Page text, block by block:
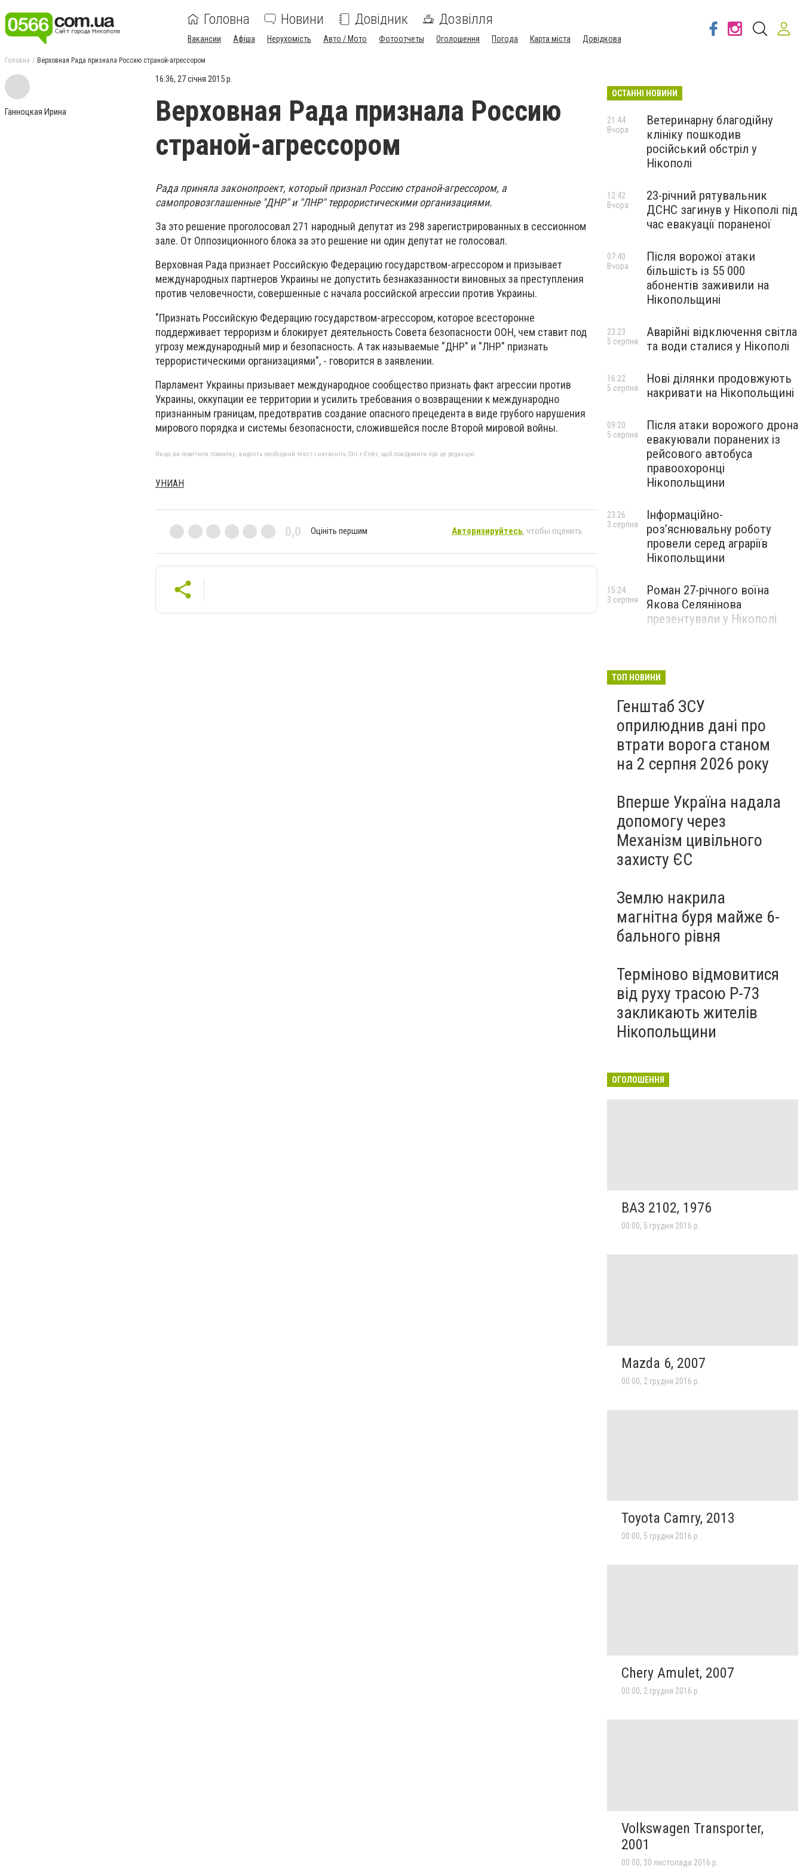
Головна Новини Довідник Дозвілля
Вакансии Афіша Нерухомість Авто / Мото Фотоотчеты Оголошення Погода Карта міста Довідкова
Головна Верховная Рада признала Россию страной-агрессором
Ганноцкая Ирина
16:36, 27 січня 2015 р.
Верховная Рада признала Россию
страной-агрессором
Рада приняла законопроект, который признал Россию страной-агрессором, а
самопровозглашенные "ДНР" и "ЛНР" террористическими организациями.
За это решение проголосовал 271 народный депутат из 298 зарегистрированных в сессионном
зале. От Оппозиционного блока за это решение ни один депутат не голосовал.
Верховная Рада признает Российскую Федерацию государством-агрессором и призывает
международных партнеров Украины не допустить безнаказанности виновных за преступления
против человечности, совершенные с начала российской агрессии против Украины.
"Признать Российскую Федерацию государством-агрессором, которое всесторонне
поддерживает терроризм и блокирует деятельность Совета безопасности ООН, чем ставит под
угрозу международный мир и безопасность. А так называемые "ДНР" и "ЛНР" признать
террористическими организациями", - говорится в заявлении.
Парламент Украины призывает международное сообщество признать факт агрессии против
Украины, оккупации ее территории и усилить требования о возвращении к международно
признанным границам, предотвратив создание опасного прецедента в виде грубого нарушения
мирового порядка и системы безопасности, сложившейся после Второй мировой войны.
Якщо ви помітили помилку, виділіть необхідний текст і натисніть Ctrl + Enter, щоб повідомити про це редакцію
УНИАН
0,0 Оцініть першим Авторизируйтесь, чтобы оценить
ОСТАННІ НОВИНИ
Ветеринарну благодійну
клініку пошкодив
російський обстріл у
Нікополі
21:44
Вчора
23-річний рятувальник
ДСНС загинув у Нікополі під
час евакуації пораненої
12:42
Вчора
Після ворожої атаки
більшість із 55 000
абонентів заживили на
Нікопольщині
07:40
Вчора
Аварійні відключення світла
та води сталися у Нікополі
23:23
5 серпня
Нові ділянки продовжують
накривати на Нікопольщині
16:22
5 серпня
Після атаки ворожого дрона
евакуювали поранених із
рейсового автобуса
правоохоронці
Нікопольщини
09:20
5 серпня
Інформаційно-
роз’яснювальну роботу
провели серед аграріїв
Нікопольщини
23:26
3 серпня
Роман 27-річного воїна
Якова Селянінова
презентували у Нікополі
15:24
3 серпня
ТОП НОВИНИ
Генштаб ЗСУ
оприлюднив дані про
втрати ворога станом
на 2 серпня 2026 року
Вперше Україна надала
допомогу через
Механізм цивільного
захисту ЄС
Землю накрила
магнітна буря майже 6-
бального рівня
Терміново відмовитися
від руху трасою Р-73
закликають жителів
Нікопольщини
ОГОЛОШЕННЯ
ВАЗ 2102, 1976
00:00, 5 грудня 2016 р.
Mazda 6, 2007
00:00, 2 грудня 2016 р.
Toyota Camry, 2013
00:00, 5 грудня 2016 р.
Chery Amulet, 2007
00:00, 2 грудня 2016 р.
Volkswagen Transporter,
2001
00:00, 30 листопада 2016 р.